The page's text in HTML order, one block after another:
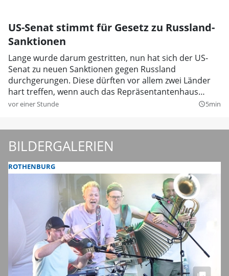
US-Senat stimmt für Gesetz zu Russland-
Sanktionen
Lange wurde darum gestritten, nun hat sich der US-
Senat zu neuen Sanktionen gegen Russland
durchgerungen. Diese dürften vor allem zwei Länder
hart treffen, wenn auch das Repräsentantenhaus
mitgeht.
vor einer Stunde query_builder5min
BILDERGALERIEN
ROTHENBURG